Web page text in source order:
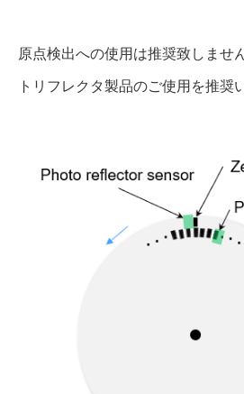
原点検出への使用は推奨致しませ
トリフレクタ製品のご使用を推奨